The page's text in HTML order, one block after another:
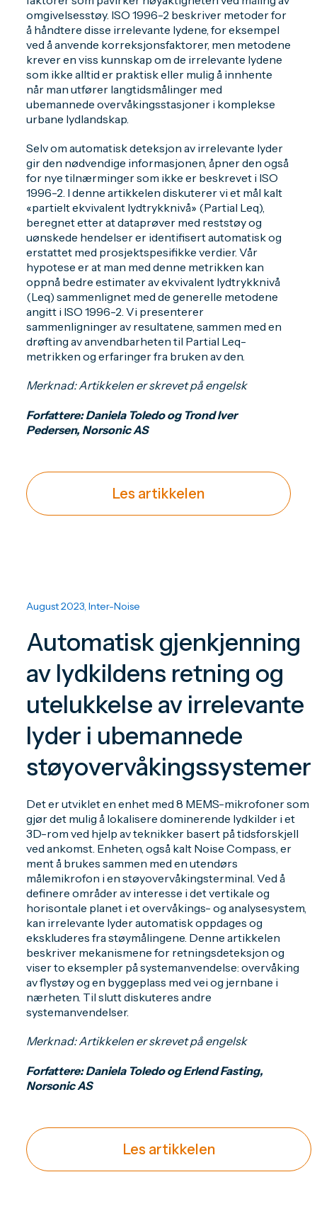
omgivelsesstøy. ISO 1996-2 beskriver metoder for
å håndtere disse irrelevante lydene, for eksempel
ved å anvende korreksjonsfaktorer, men metodene
krever en viss kunnskap om de irrelevante lydene
som ikke alltid er praktisk eller mulig å innhente
når man utfører langtidsmålinger med
ubemannede overvåkingsstasjoner i komplekse
urbane lydlandskap.
Selv om automatisk deteksjon av irrelevante lyder
gir den nødvendige informasjonen, åpner den også
for nye tilnærminger som ikke er beskrevet i ISO
1996-2. I denne artikkelen diskuterer vi et mål kalt
«partielt ekvivalent lydtrykknivå» (Partial Leq),
beregnet etter at dataprøver med reststøy og
uønskede hendelser er identifisert automatisk og
erstattet med prosjektspesifikke verdier. Vår
hypotese er at man med denne metrikken kan
oppnå bedre estimater av ekvivalent lydtrykknivå
(Leq) sammenlignet med de generelle metodene
angitt i ISO 1996-2. Vi presenterer
sammenligninger av resultatene, sammen med en
drøfting av anvendbarheten til Partial Leq-
metrikken og erfaringer fra bruken av den.
Merknad: Artikkelen er skrevet på engelsk
Forfattere: Daniela Toledo og Trond Iver
Pedersen, Norsonic AS
Les artikkelen
August 2023, Inter-Noise
Automatisk gjenkjenning
av lydkildens retning og
utelukkelse av irrelevante
lyder i ubemannede
støyovervåkingssystemer
Det er utviklet en enhet med 8 MEMS-mikrofoner som
gjør det mulig å lokalisere dominerende lydkilder i et
3D-rom ved hjelp av teknikker basert på tidsforskjell
ved ankomst. Enheten, også kalt Noise Compass, er
ment å brukes sammen med en utendørs
målemikrofon i en støyovervåkingsterminal. Ved å
definere områder av interesse i det vertikale og
horisontale planet i et overvåkings- og analysesystem,
kan irrelevante lyder automatisk oppdages og
ekskluderes fra støymålingene. Denne artikkelen
beskriver mekanismene for retningsdeteksjon og
viser to eksempler på systemanvendelse: overvåking
av flystøy og en byggeplass med vei og jernbane i
nærheten. Til slutt diskuteres andre
systemanvendelser.
Merknad: Artikkelen er skrevet på engelsk
Forfattere: Daniela Toledo og Erlend Fasting,
Norsonic AS
Les artikkelen